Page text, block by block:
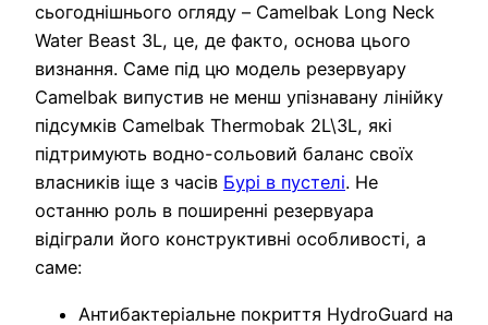
сьогоднішнього огляду – Camelbak Long Neck
Water Beast 3L, це, де факто, основа цього
визнання. Саме під цю модель резервуару
Camelbak випустив не менш упізнавану лінійку
підсумків Camelbak Thermobak 2L\3L, які
підтримують водно-сольовий баланс своїх
власників іще з часів Бурі в пустелі. Не
останню роль в поширенні резервуара
відіграли його конструктивні особливості, а
саме:
Антибактеріальне покриття HydroGuard на